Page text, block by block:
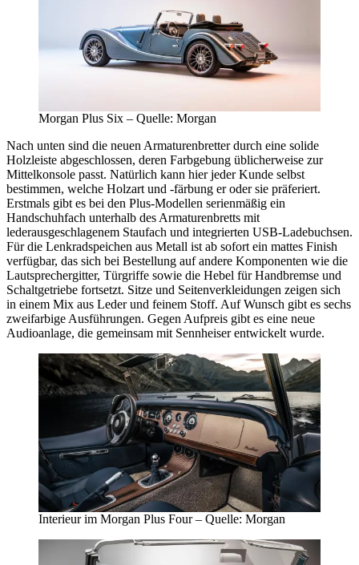
Morgan Plus Six – Quelle: Morgan
Nach unten sind die neuen Armaturenbretter durch eine solide
Holzleiste abgeschlossen, deren Farbgebung üblicherweise zur
Mittelkonsole passt. Natürlich kann hier jeder Kunde selbst
bestimmen, welche Holzart und -färbung er oder sie präferiert.
Erstmals gibt es bei den Plus-Modellen serienmäßig ein
Handschuhfach unterhalb des Armaturenbretts mit
lederausgeschlagenem Staufach und integrierten USB-Ladebuchsen.
Für die Lenkradspeichen aus Metall ist ab sofort ein mattes Finish
verfügbar, das sich bei Bestellung auf andere Komponenten wie die
Lautsprechergitter, Türgriffe sowie die Hebel für Handbremse und
Schaltgetriebe fortsetzt. Sitze und Seitenverkleidungen zeigen sich
in einem Mix aus Leder und feinem Stoff. Auf Wunsch gibt es sechs
zweifarbige Ausführungen. Gegen Aufpreis gibt es eine neue
Audioanlage, die gemeinsam mit Sennheiser entwickelt wurde.
Interieur im Morgan Plus Four – Quelle: Morgan